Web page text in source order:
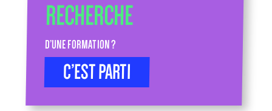
RECHERCHE
D’UNE FORMATION ?
C’EST PARTI